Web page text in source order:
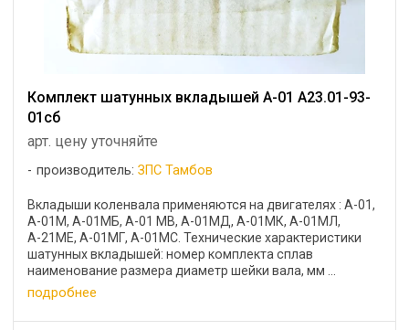
Комплект шатунных вкладышей А-01 А23.01-93-
01сб
арт. цену уточняйте
производитель:ЗПС Тамбов
Вкладыши коленвала применяются на двигателях : А-01,
А-01М, А-01МБ, А-01 MB, А-01МД, А-01МК, А-01МЛ,
А-21МЕ, А-01МГ, А-01МС. Технические характеристики
шатунных вкладышей: номер комплекта сплав
наименование размера диаметр шейки вала, мм ...
подробнее